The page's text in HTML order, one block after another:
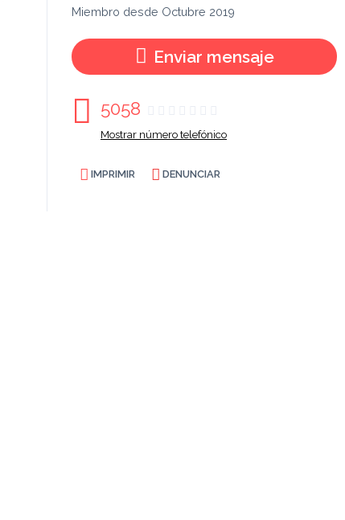
Miembro desde Octubre 2019
Enviar mensaje
5058
Mostrar número telefónico
IMPRIMIR DENUNCIAR